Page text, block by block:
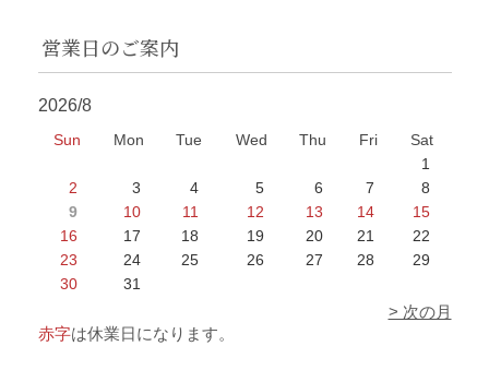
営業日のご案内
2026/8
Sun Mon Tue Wed Thu Fri
Sat
1
2
3 4 5 6 7
8
9
10 11 12 13 14
15
16
17 18 19 20 21
22
23
24 25 26 27 28
29
30
31
> 次の月
赤字は休業日になります。